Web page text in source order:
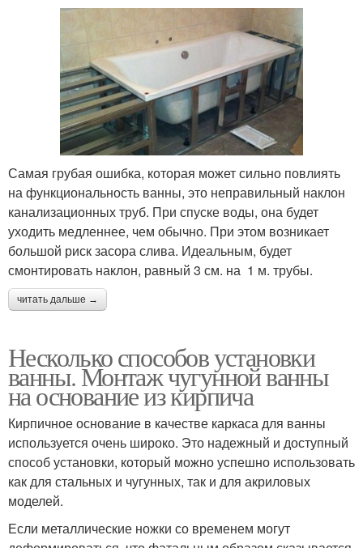
Самая грубая ошибка, которая может сильно повлиять
на функциональность ванны, это неправильный наклон
канализационных труб. При спуске воды, она будет
уходить медленнее, чем обычно. При этом возникает
большой риск засора слива. Идеальным, будет
смонтировать наклон, равный 3 см. на 1 м. трубы.
читать дальше →
Несколько способов установки
ванны. Монтаж чугунной ванны
на основание из кирпича
Кирпичное основание в качестве каркаса для ванны
используется очень широко. Это надежный и доступный
способ установки, который можно успешно использовать
как для стальных и чугунных, так и для акриловых
моделей.
Если металлические ножки со временем могут